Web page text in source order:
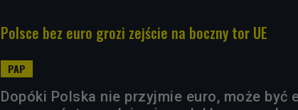
Polsce bez euro grozi zejście na boczny tor UE
Dopóki Polska nie przyjmie euro, może być